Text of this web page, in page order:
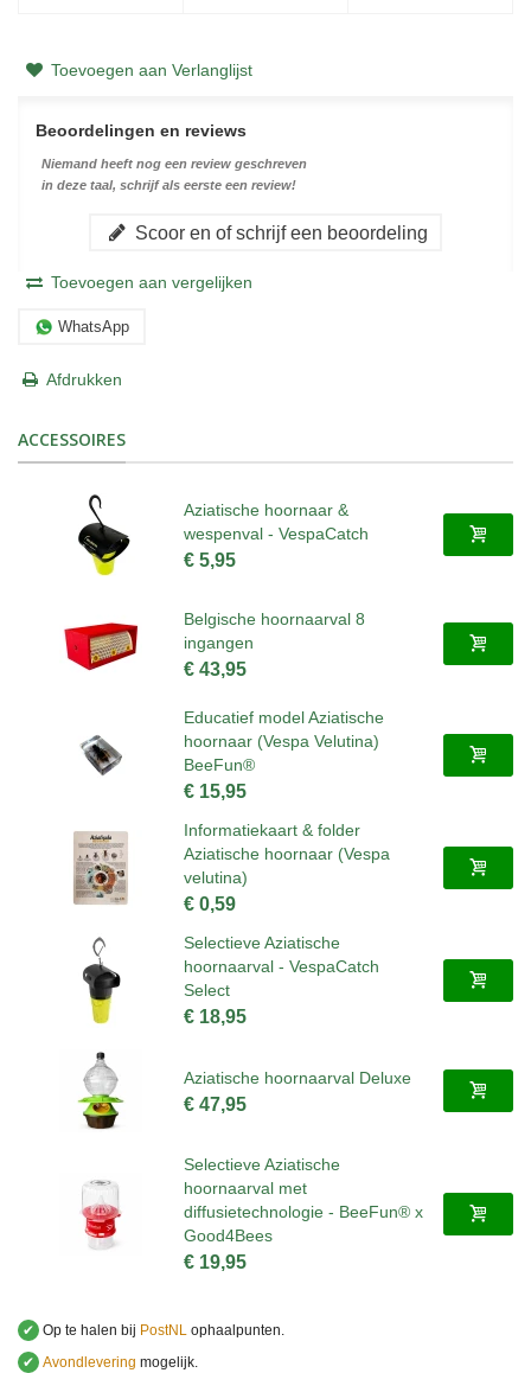
Toevoegen aan Verlanglijst
Beoordelingen en reviews
Niemand heeft nog een review geschreven
in deze taal, schrijf als eerste een review!
Scoor en of schrijf een beoordeling
Toevoegen aan vergelijken
WhatsApp
Afdrukken
ACCESSOIRES
Aziatische hoornaar &
wespenval - VespaCatch
€ 5,95
Belgische hoornaarval 8
ingangen
€ 43,95
Educatief model Aziatische
hoornaar (Vespa Velutina)
BeeFun®
€ 15,95
Informatiekaart & folder
Aziatische hoornaar (Vespa
velutina)
€ 0,59
Selectieve Aziatische
hoornaarval - VespaCatch
Select
€ 18,95
Aziatische hoornaarval Deluxe
€ 47,95
Selectieve Aziatische
hoornaarval met
diffusietechnologie - BeeFun® x
Good4Bees
€ 19,95
✔ Op te halen bij PostNL ophaalpunten.
✔ Avondlevering mogelijk.